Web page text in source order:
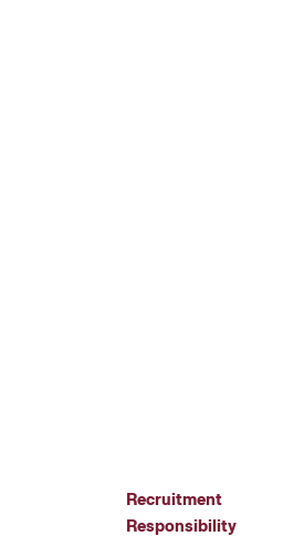
Recruitment
Responsibility